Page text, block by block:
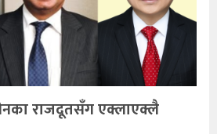
राजदूतसँग एक्लाएक्लै